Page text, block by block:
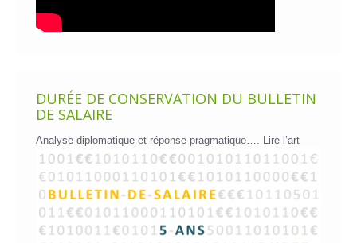
DURÉE DE CONSERVATION DU BULLETIN
DE SALAIRE
Analyse diplomatique et réponse pragmatique…. Lire l’art